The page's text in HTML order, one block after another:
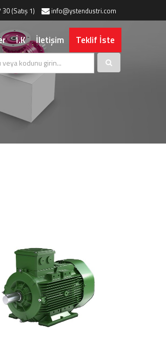
(Satış 1) info@ystendustri.com
İ.K İletişim Teklif İste